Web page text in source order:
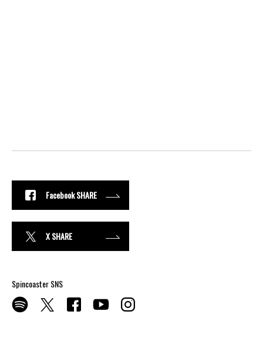
Facebook SHARE
X SHARE
Spincoaster SNS